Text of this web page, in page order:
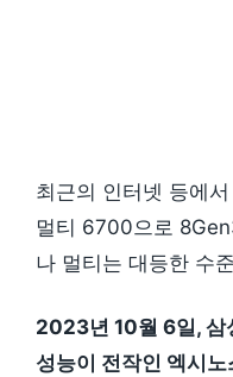
최근의 인터넷 등에
멀티 6700으로
나 멀티는 대등한 수
2023년 10월 6일,
성능이 전작인 엑시